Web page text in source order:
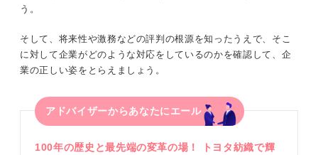
う。
そして、将来性や激務などの評判の根源を知ったうえで、そこ
に対して企業がどのような対応をしているのかを確認して、企
業の正しい姿をとらえましょう。
アドバイザーからあなたにエール
100年の歴史と最先端の変革の場！ トヨタ紡織で輝